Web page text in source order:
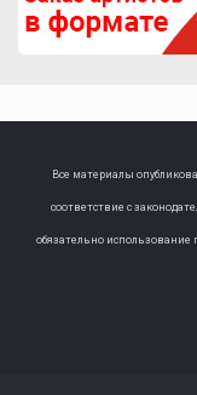
Все материалы
соответствие с
обязательно использование